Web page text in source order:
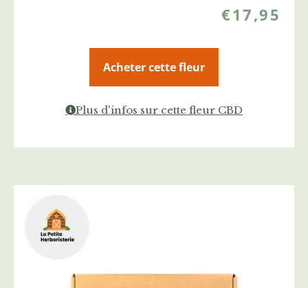
€17,95
Acheter cette fleur
Plus d'infos sur cette fleur CBD